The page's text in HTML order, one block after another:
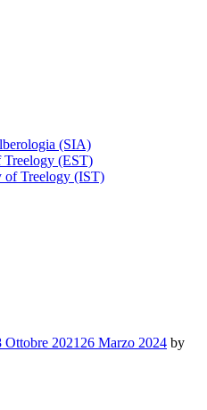
(SIA)
Treelogy (EST)
of Treelogy (IST)
Ottobre 2021 26 Marzo 2024 by